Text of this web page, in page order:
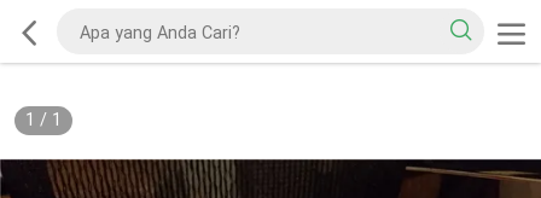
1 / 1